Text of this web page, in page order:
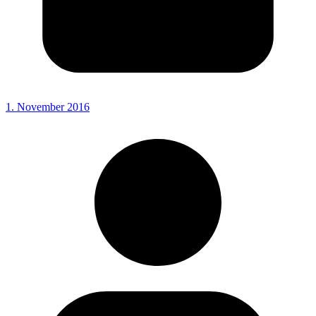
1. November 2016